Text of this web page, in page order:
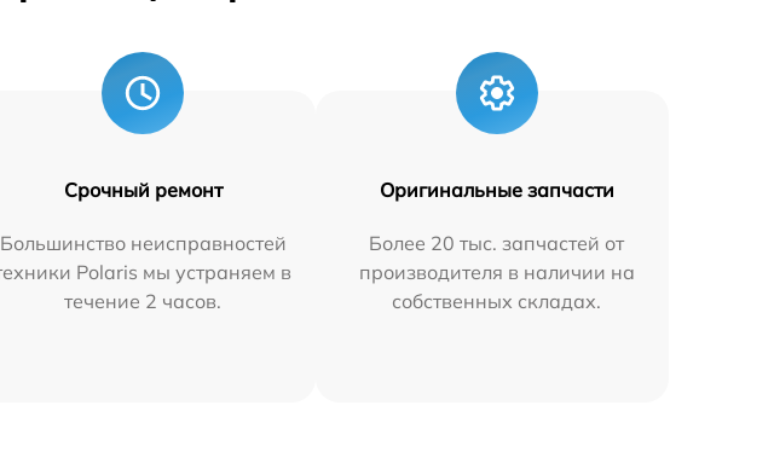
Срочный ремонт
Большинство неисправностей
Polaris мы устраняем в
течение 2 часов.
Оригинальные запчасти
Более 20 тыс. запчастей от
производителя в наличии на
собственных складах.